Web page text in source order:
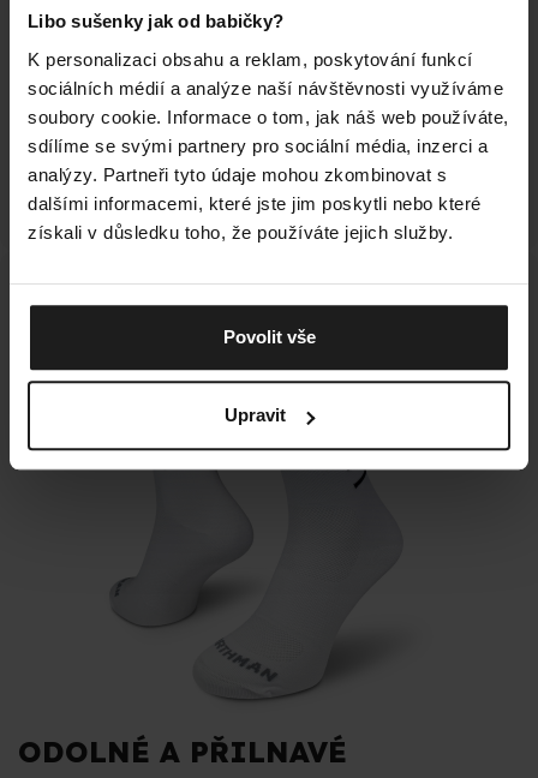
Libo sušenky jak od babičky?
K personalizaci obsahu a reklam, poskytování funkcí
sociálních médií a analýze naší návštěvnosti využíváme
soubory cookie. Informace o tom, jak náš web používáte,
sdílíme se svými partnery pro sociální média, inzerci a
analýzy. Partneři tyto údaje mohou zkombinovat s
dalšími informacemi, které jste jim poskytli nebo které
získali v důsledku toho, že používáte jejich služby.
Povolit vše
Upravit
KAŽDÉ ŠLÁPNUTÍ S JISTOTOU
Rider 3-Pack vám zajistí pohodlí, ať už jedete na
relaxační projížďku nebo se připravujete na Tour de
France. Vždy lehké, vždy pohodlné, vždy připravené.
ODOLNÉ A PŘILNAVÉ